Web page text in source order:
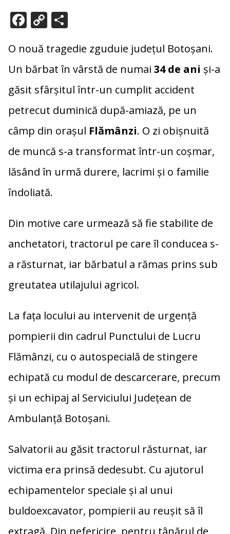
F
e
b
o
k
C
p
y
Li
n
k
P
ta
je
az
ă
O nouă tragedie zguduie județul Botoșani.
Un bărbat în vârstă de numai 34 de ani și-a
găsit sfârșitul într-un cumplit accident
petrecut duminică după-amiază, pe un
câmp din orașul Flămânzi. O zi obișnuită
de muncă s-a transformat într-un coșmar,
lăsând în urmă durere, lacrimi și o familie
îndoliată.
Din motive care urmează să fie stabilite de
anchetatori, tractorul pe care îl conducea s-
a răsturnat, iar bărbatul a rămas prins sub
greutatea utilajului agricol.
La fața locului au intervenit de urgență
pompierii din cadrul Punctului de Lucru
Flămânzi, cu o autospecială de stingere
echipată cu modul de descarcerare, precum
și un echipaj al Serviciului Județean de
Ambulanță Botoșani.
Salvatorii au găsit tractorul răsturnat, iar
victima era prinsă dedesubt. Cu ajutorul
echipamentelor speciale și al unui
buldoexcavator, pompierii au reușit să îl
extragă. Din nefericire, pentru tânărul de